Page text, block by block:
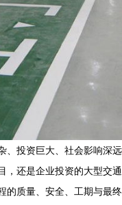
、投资巨大、社会影响深远
，还是企业投资的大型交通
的质量、安全、工期与最终